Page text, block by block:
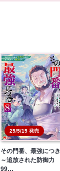
25/5/15 発売
その門番、最強につき
～追放された防御力
99…